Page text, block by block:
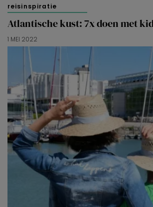
reisinspiratie
Atlantische kust: 7x doen met
1 MEI 2022